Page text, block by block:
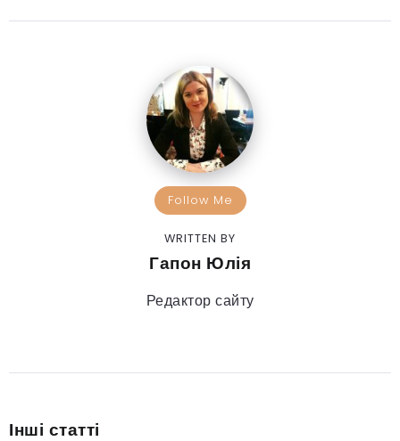
Follow Me
WRITTEN BY
Гапон Юлія
Редактор сайту
Інші статті